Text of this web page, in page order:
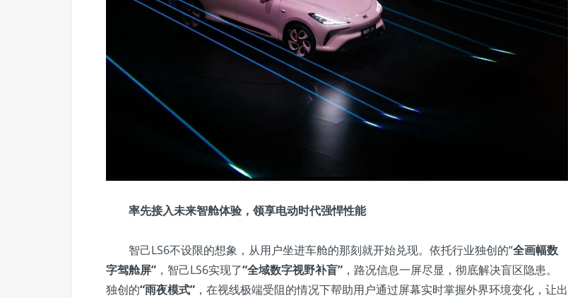
率先接入未来智舱体验，领享电动时代强悍性能
智己LS6不设限的想象，从用户坐进车舱的那刻就开始兑现。依托行业独创的“全画幅数
字驾舱屏” ，智己LS6实现了“全域数字视野补盲” ，路况信息一屏尽显，彻底解决盲区隐患。
独创的“雨夜模式” ，在视线极端受阻的情况下帮助用户通过屏幕实时掌握外界环境变化，让出